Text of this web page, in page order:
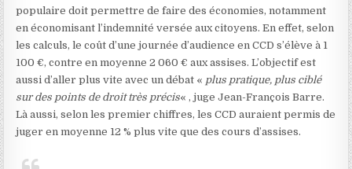
populaire doit permettre de faire des économies, notamment
en économisant l’indemnité versée aux citoyens. En effet, selon
les calculs, le coût d’une journée d’audience en CCD s’élève à 1
100 €, contre en moyenne 2 060 € aux assises. L’objectif est
aussi d’aller plus vite avec un débat « plus pratique, plus ciblé
sur des points de droit très précis« , juge Jean-François Barre.
Là aussi, selon les premier chiffres, les CCD auraient permis de
juger en moyenne 12 % plus vite que des cours d’assises.